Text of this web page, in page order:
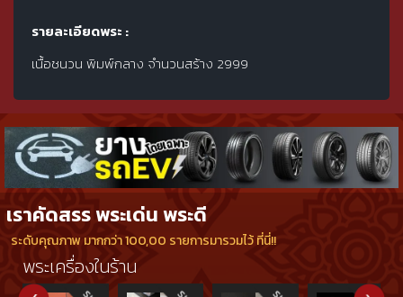
รายละเอียดพระ :
เนื้อชนวน พิมพ์กลาง จำนวนสร้าง 2999
เราคัดสรร พระเด่น พระดี
ระดับคุณภาพ มากกว่า 100,00 รายการมารวมไว้ ที่นี่!!
พระเครื่องในร้าน